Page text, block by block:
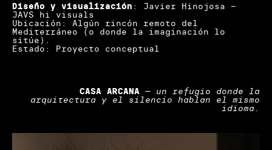
Diseño y visualización : Javier Hinojosa –
JAVS hi visuals
Ubicación: Algún rincón remoto del
Mediterráneo (o donde la imaginación lo
sitúe).
Estado: Proyecto conceptual
CASA ARCANA — un refugio donde la
arquitectura y el silencio hablan el mismo
idioma.